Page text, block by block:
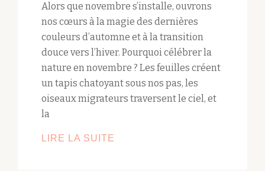
Alors que novembre s’installe, ouvrons
nos cœurs à la magie des dernières
couleurs d’automne et à la transition
douce vers l’hiver. Pourquoi célébrer la
nature en novembre ? Les feuilles créent
un tapis chatoyant sous nos pas, les
oiseaux migrateurs traversent le ciel, et
la
LIRE LA SUITE